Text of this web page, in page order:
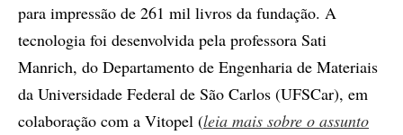
para impressão de 261 mil livros da fundação. A
tecnologia foi desenvolvida pela professora Sati
Manrich, do Departamento de Engenharia de Materiais
da Universidade Federal de São Carlos (UFSCar), em
colaboração com a Vitopel (leia mais sobre o assunto